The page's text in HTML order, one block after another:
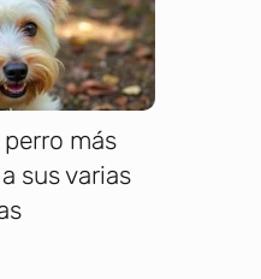
más
sus varias